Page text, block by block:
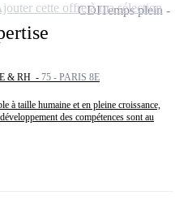
& RH - 75 - PARIS 8E
à taille humaine et en pleine croissance,
des compétences sont au
CDITemps plein
cette offre à ma sélection